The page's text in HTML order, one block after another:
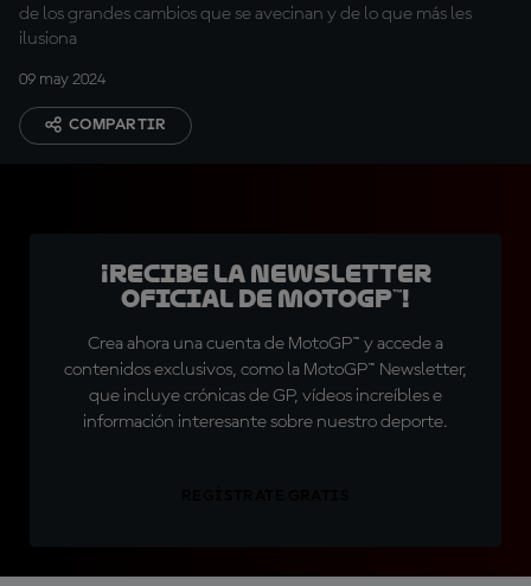
de los grandes cambios que se avecinan y de lo que más les
ilusiona
09 may 2024
COMPARTIR
¡Recibe la Newsletter
oficial de MotoGP™!
Crea ahora una cuenta de MotoGP™ y accede a
contenidos exclusivos, como la MotoGP™ Newsletter,
que incluye crónicas de GP, vídeos increíbles e
información interesante sobre nuestro deporte.